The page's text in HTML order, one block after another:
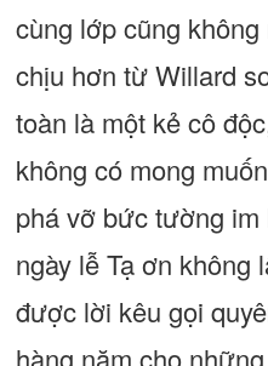
cùng lớp cũng
chịu hơn từ Willard
toàn là một kẻ cô
không có mong
phá vỡ bức tường
ngày lễ Tạ ơn không
được lời kêu gọi
hàng năm cho